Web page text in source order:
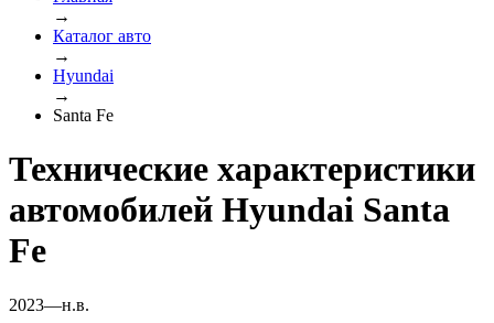
→
Каталог авто
→
Hyundai
→
Santa Fe
Технические характеристики
автомобилей Hyundai Santa
Fe
2023—н.в.